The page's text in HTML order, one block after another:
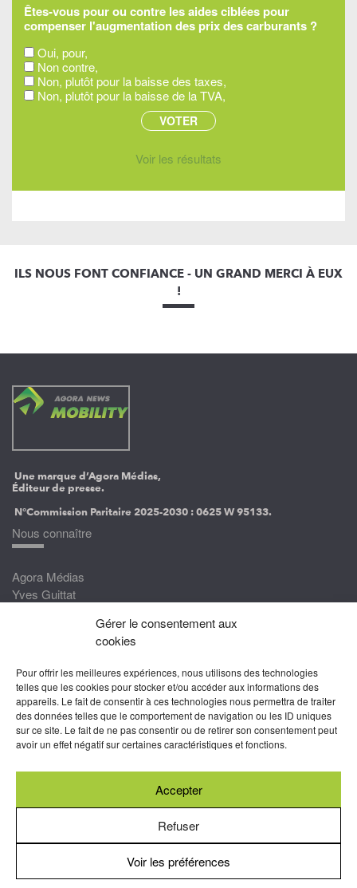
Gérer le consentement aux
cookies
Pour offrir les meilleures expériences, nous utilisons des technologies
telles que les cookies pour stocker et/ou accéder aux informations des
appareils. Le fait de consentir à ces technologies nous permettra de traiter
des données telles que le comportement de navigation ou les ID uniques
sur ce site. Le fait de ne pas consentir ou de retirer son consentement peut
avoir un effet négatif sur certaines caractéristiques et fonctions.
Accepter
Refuser
Voir les préférences
Êtes-vous pour ou contre les aides ciblées pour
compenser l'augmentation des prix des carburants ?
Oui, pour,
Non contre,
Non, plutôt pour la baisse des taxes,
Non, plutôt pour la baisse de la TVA,
Voir les résultats
ILS NOUS FONT CONFIANCE - UN GRAND MERCI À EUX
!
Une marque d’Agora Médias,
Éditeur de presse.
N°Commission Paritaire 2025-2030 :0625 W 95133.
Nous connaître
Agora Médias
Yves Guittat
Devenez correspondant
Rejoignez nos experts
Devenez Partenaire
Nous suivre
Abonnez-vous à nos newsletters
Conditions générales d’utilisation
de cookies